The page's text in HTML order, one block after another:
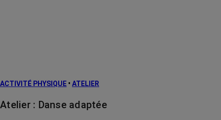
ACTIVITÉ PHYSIQUE • ATELIER
Atelier : Danse adaptée